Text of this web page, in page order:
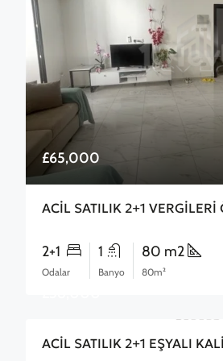
£65,000
ACİL SATILIK 2+1 VERGİLERİ
2+1
Odalar
1
Banyo
80 m2
80m²
ACİL SATILIK 2+1 EŞYALI